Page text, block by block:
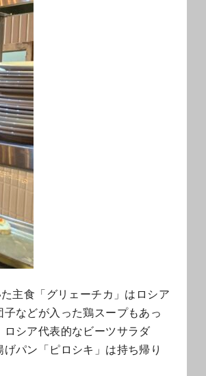
主食「グリェーチカ」はロシア
などが入った鶏スープもあっ
シア代表的なビーツサラダ
パン「ピロシキ」は持ち帰り